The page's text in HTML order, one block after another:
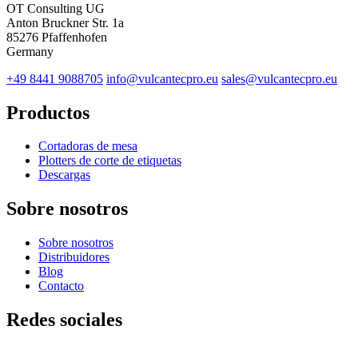
OT Consulting UG
Anton Bruckner Str. 1a
85276 Pfaffenhofen
Germany
+49 8441 9088705 info@vulcantecpro.eu sales@vulcantecpro.eu
Productos
Cortadoras de mesa
Plotters de corte de etiquetas
Descargas
Sobre nosotros
Sobre nosotros
Distribuidores
Blog
Contacto
Redes sociales